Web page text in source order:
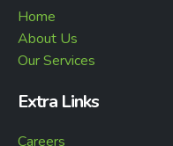
Home
About Us
Our Services
Extra Links
Careers